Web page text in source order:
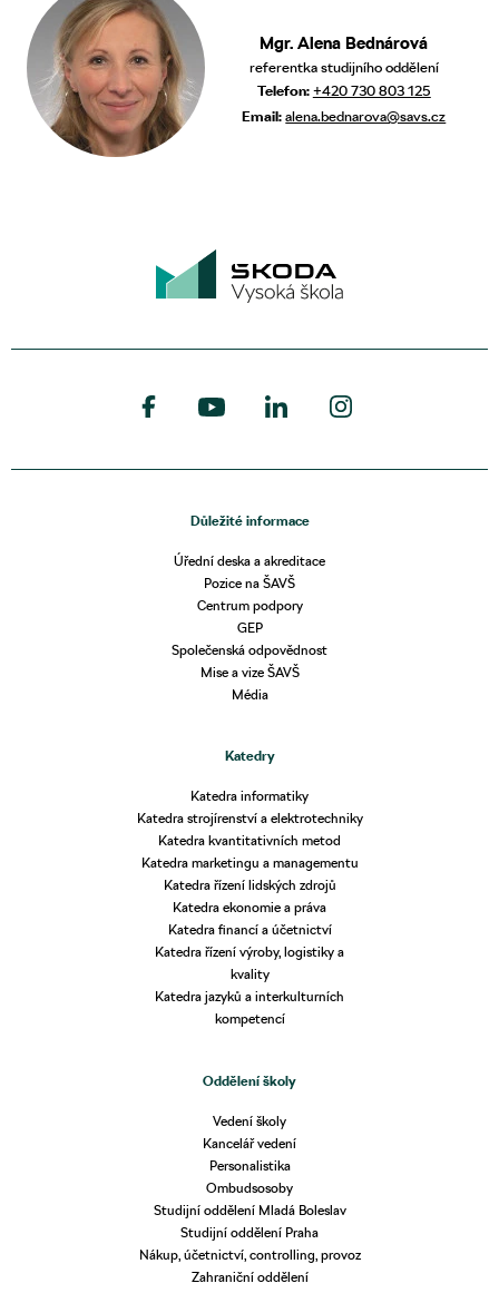
Mgr. Alena Bednárová
referentka studijního oddělení
Telefon: +420 730 803 125
Email: alena.bednarova@savs.cz
Důležité informace
Úřední deska a akreditace
Pozice na ŠAVŠ
Centrum podpory
GEP
Společenská odpovědnost
Mise a vize ŠAVŠ
Média
Katedry
Katedra informatiky
Katedra strojírenství a elektrotechniky
Katedra kvantitativních metod
Katedra marketingu a managementu
Katedra řízení lidských zdrojů
Katedra ekonomie a práva
Katedra financí a účetnictví
Katedra řízení výroby, logistiky a
kvality
Katedra jazyků a interkulturních
kompetencí
Oddělení školy
Vedení školy
Kancelář vedení
Personalistika
Ombudsosoby
Studijní oddělení Mladá Boleslav
Studijní oddělení Praha
Nákup, účetnictví, controlling, provoz
Zahraniční oddělení